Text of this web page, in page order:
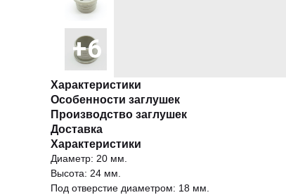
Характеристики
Особенности заглушек
Производство заглушек
Доставка
Характеристики
Диаметр: 20 мм.
Высота: 24 мм.
Под отверстие диаметром: 18 мм.